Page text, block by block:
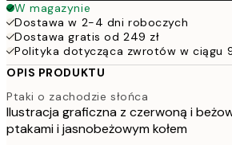
W magazynie
Dostawa w 2-4 dni roboczych
Dostawa gratis od 249 zł
Polityka dotycząca zwrotów w ciągu
OPIS PRODUKTU
Ptaki o zachodzie słońca
Ilustracja graficzna z czerwoną i
ptakami i jasnobeżowym kołem